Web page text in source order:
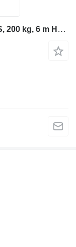
TOR Mast-Arbeitsbühne GTWY6-200S, 200 kg, 6 m Hubhöhe, DC Akku